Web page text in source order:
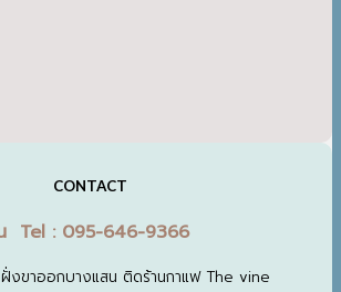
CONTACT
Tel : 095-646-9366
ฝั่งขาออกบางแสน ติดร้านกาแฟ The vine